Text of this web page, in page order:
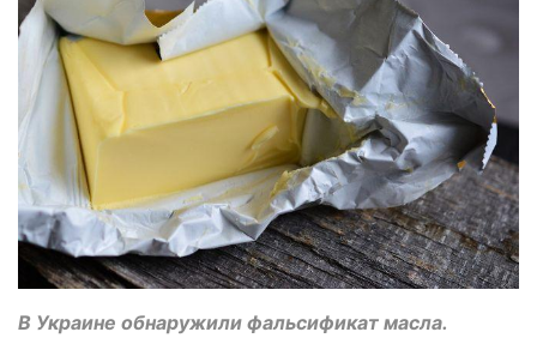
В Украине обнаружили фальсификат масла.